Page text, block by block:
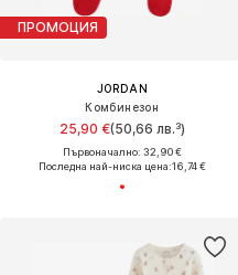
ПРОМОЦИЯ
JORDAN
Комбинезон
25,90 €(50,66 лв.³)
Първоначално: 32,90 €
Последна най-ниска цена:16,74 €